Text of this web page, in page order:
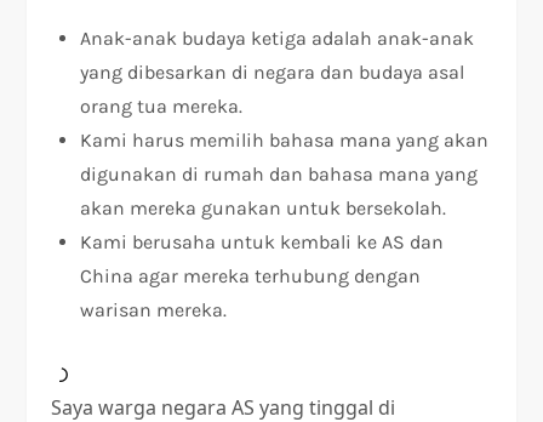
Anak-anak budaya ketiga adalah anak-anak
yang dibesarkan di negara dan budaya asal
orang tua mereka.
Kami harus memilih bahasa mana yang akan
digunakan di rumah dan bahasa mana yang
akan mereka gunakan untuk bersekolah.
Kami berusaha untuk kembali ke AS dan
China agar mereka terhubung dengan
warisan mereka.
Saya warga negara AS yang tinggal di